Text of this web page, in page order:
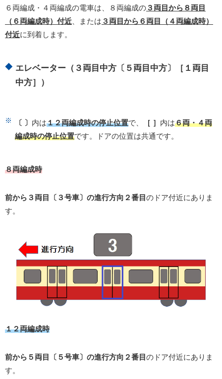
６両編成・４両編成の電車は、８両編成の３両目から８両目
（６両編成時）付近 、または ３両目から６両目（４両編成時）
付近に到着します。
エレベーター（３両目中方〔５両目中方〕［１両目
中方］）
〔 〕 内は１２両編成時の停止位置で、 ［ ］ 内は６両・４両
編成時の停止位置です。ドアの位置は共通です。
８両編成時
前から３両目〔３号車〕の進行方向２番目 のドア付近にありま
す。
１２両編成時
前から５両目〔５号車〕の進行方向２番目 のドア付近にありま
す。